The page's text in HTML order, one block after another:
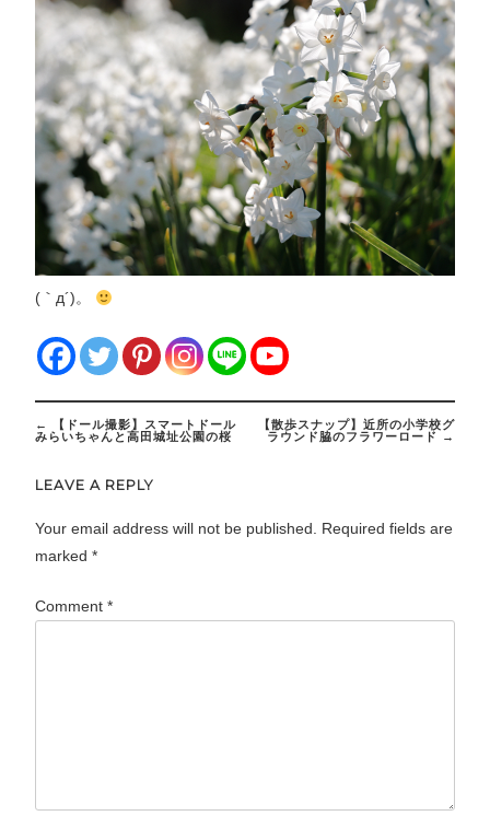
(｀д´)。
Post
navigation
← 【ドール撮影】スマートドール
みらいちゃんと高田城址公園の桜
【散歩スナップ】近所の小学校グ
ラウンド脇のフラワーロード →
LEAVE A REPLY
Your email address will not be published. Required fields are
marked*
Comment*